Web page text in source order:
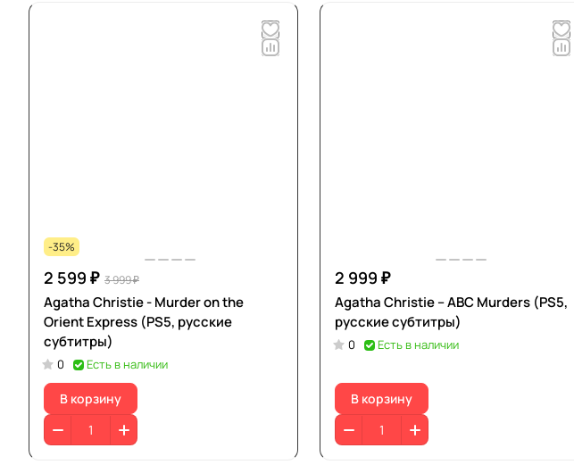
-35%
2 599 ₽ 3 999 ₽
Agatha Christie - Murder on the
Orient Express (PS5, русские
субтитры)
0 Есть в наличии
В корзину
2 999 ₽
Agatha Christie – ABC Murders (PS5,
русские субтитры)
0 Есть в наличии
В корзину